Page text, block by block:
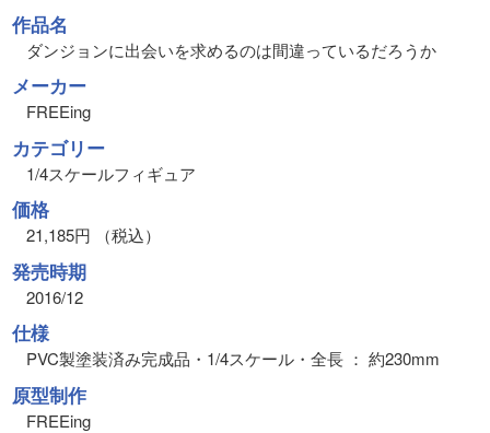
作品名
ダンジョンに出会いを求めるのは間違っているだろうか
メーカー
FREEing
カテゴリー
1/4スケールフィギュア
価格
21,185円 （税込）
発売時期
2016/12
仕様
PVC製塗装済み完成品・1/4スケール・全長 ： 約230mm
原型制作
FREEing